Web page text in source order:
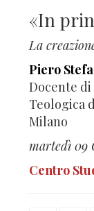
«In
La
Piero
Docente
Teologica
Milano
martedì 09
Centro